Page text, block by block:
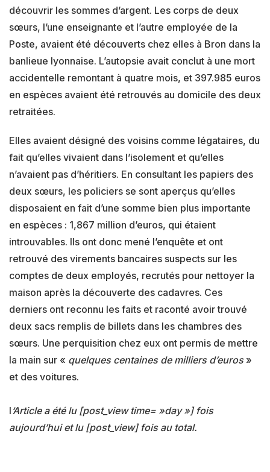
découvrir les sommes d’argent. Les corps de deux
sœurs, l’une enseignante et l’autre employée de la
Poste, avaient été découverts chez elles à Bron dans la
banlieue lyonnaise. L’autopsie avait conclut à une mort
accidentelle remontant à quatre mois, et 397.985 euros
en espèces avaient été retrouvés au domicile des deux
retraitées.
Elles avaient désigné des voisins comme légataires, du
fait qu’elles vivaient dans l’isolement et qu’elles
n’avaient pas d’héritiers. En consultant les papiers des
deux sœurs, les policiers se sont aperçus qu’elles
disposaient en fait d’une somme bien plus importante
en espèces : 1,867 million d’euros, qui étaient
introuvables. Ils ont donc mené l’enquête et ont
retrouvé des virements bancaires suspects sur les
comptes de deux employés, recrutés pour nettoyer la
maison après la découverte des cadavres. Ces
derniers ont reconnu les faits et raconté avoir trouvé
deux sacs remplis de billets dans les chambres des
sœurs. Une perquisition chez eux ont permis de mettre
la main sur « quelques centaines de milliers d’euros»
et des voitures.
l‘Article a été lu [post_view time= »day »] fois
aujourd’hui et lu [post_view] fois au total.